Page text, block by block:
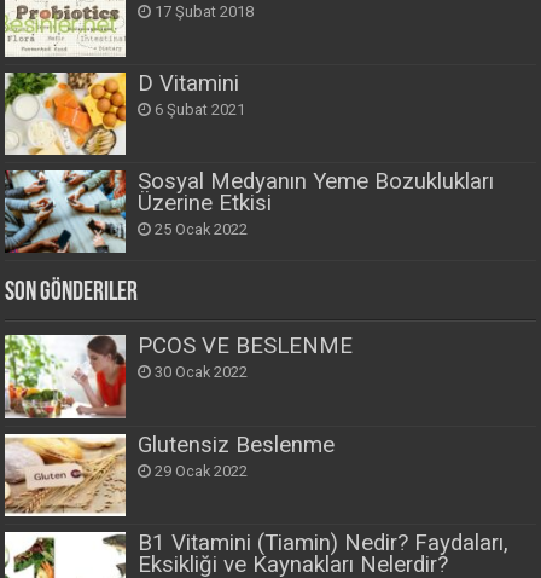
17 Şubat 2018
D Vitamini
6 Şubat 2021
Sosyal Medyanın Yeme Bozuklukları
Üzerine Etkisi
25 Ocak 2022
Son Gönderiler
PCOS VE BESLENME
30 Ocak 2022
Glutensiz Beslenme
29 Ocak 2022
B1 Vitamini (Tiamin) Nedir? Faydaları,
Eksikliği ve Kaynakları Nelerdir?